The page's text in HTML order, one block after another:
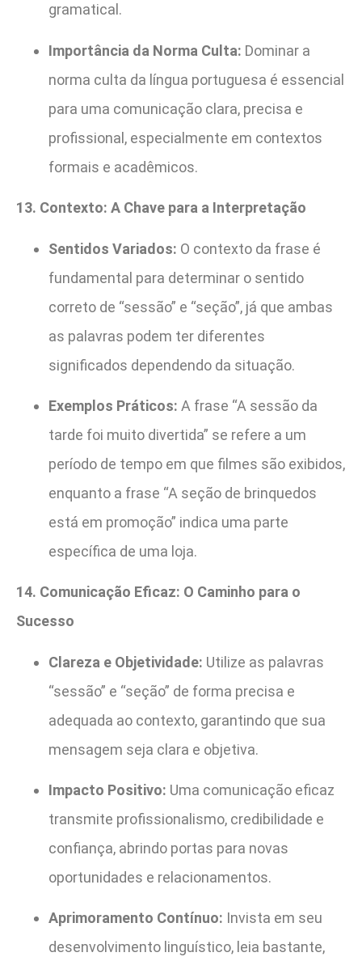
gramatical.
Importância da Norma Culta: Dominar a
norma culta da língua portuguesa é essencial
para uma comunicação clara, precisa e
profissional, especialmente em contextos
formais e acadêmicos.
13. Contexto: A Chave para a Interpretação
Sentidos Variados: O contexto da frase é
fundamental para determinar o sentido
correto de “sessão” e “seção”, já que ambas
as palavras podem ter diferentes
significados dependendo da situação.
Exemplos Práticos: A frase “A sessão da
tarde foi muito divertida” se refere a um
período de tempo em que filmes são exibidos,
enquanto a frase “A seção de brinquedos
está em promoção” indica uma parte
específica de uma loja.
14. Comunicação Eficaz: O Caminho para o
Sucesso
Clareza e Objetividade: Utilize as palavras
“sessão” e “seção” de forma precisa e
adequada ao contexto, garantindo que sua
mensagem seja clara e objetiva.
Impacto Positivo: Uma comunicação eficaz
transmite profissionalismo, credibilidade e
confiança, abrindo portas para novas
oportunidades e relacionamentos.
Aprimoramento Contínuo: Invista em seu
desenvolvimento linguístico, leia bastante,